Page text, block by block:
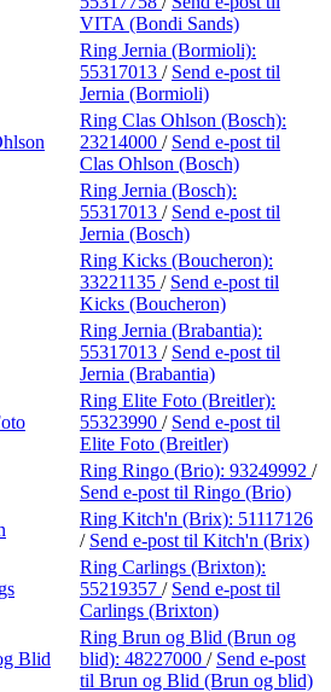
VITA (Bondi Sands)
Ring Jernia (Bormioli):
55317013 / Send e-post til
Jernia (Bormioli)
Ring Clas Ohlson (Bosch):
23214000 / Send e-post til
Clas Ohlson (Bosch)
Ring Jernia (Bosch):
55317013 / Send e-post til
Jernia (Bosch)
Ring Kicks (Boucheron):
33221135 / Send e-post til
Kicks (Boucheron)
Ring Jernia (Brabantia):
55317013 / Send e-post til
Jernia (Brabantia)
Ring Elite Foto (Breitler):
55323990 / Send e-post til
Elite Foto (Breitler)
Ring Ringo (Brio): 93249992 /
Send e-post til Ringo (Brio)
Ring Kitch'n (Brix): 51117126
/ Send e-post til Kitch'n (Brix)
Ring Carlings (Brixton):
55219357 / Send e-post til
Carlings (Brixton)
Blid
Ring Brun og Blid (Brun og
blid): 48227000 / Send e-post
til Brun og Blid (Brun og blid)